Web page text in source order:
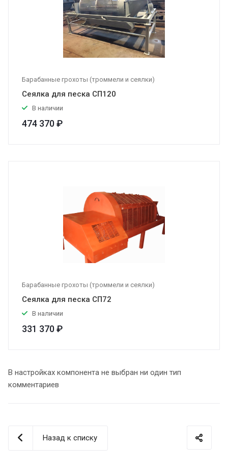
Барабанные грохоты (троммели и сеялки)
Сеялка для песка СП120
В наличии
474 370 ₽
Барабанные грохоты (троммели и сеялки)
Сеялка для песка СП72
В наличии
331 370 ₽
В настройках компонента не выбран ни один тип
комментариев
Назад к списку